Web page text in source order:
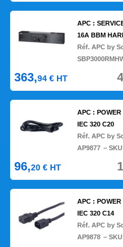
APC :
16A BBM
Réf. APC by
363,94 € HT
APC : POWER
IEC 320 C20
Réf. APC by
AP9877 –
96,20 € HT
APC : POWER
IEC 320 C14
Réf. APC by
AP9878 –